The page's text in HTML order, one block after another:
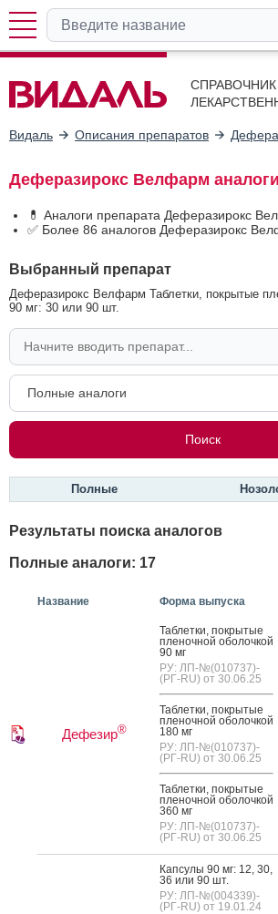
СПРАВОЧНИК
Видаль Описания препаратов
Деферазирокс Велфарм аналоги
💊 Аналоги препарата Деферазирокс
✅ Более 86 аналогов Деферазирокс
Выбранный препарат
Деферазирокс Велфарм Таблетки, покрытые
90 мг: 30 или 90 шт.
Полные
Результаты поиска аналогов
Полные аналоги: 17
Название Форма выпуска
Дефезир®
Таб­летки, пок­ры­тые
пле­ноч­ной обо­лоч­кой
90 мг
РУ: ЛП-№(010737)-
(РГ-RU) от 30.06.25
Таб­летки, пок­ры­тые
пле­ноч­ной обо­лоч­кой
180 мг
РУ: ЛП-№(010737)-
(РГ-RU) от 30.06.25
Таб­летки, пок­ры­тые
пле­ноч­ной обо­лоч­кой
360 мг
РУ: ЛП-№(010737)-
(РГ-RU) от 30.06.25
Кап­су­лы 90 мг: 12, 30,
36 или 90 шт.
РУ: ЛП-№(004339)-
(РГ-RU) от 19.01.24